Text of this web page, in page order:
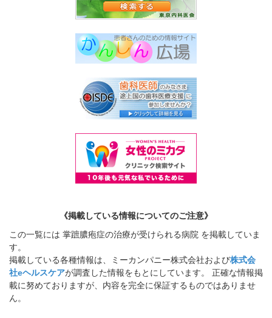
《掲載している情報についてのご注意》
この一覧には 掌蹠膿疱症の治療が受けられる病院 を掲載していま
す。
掲載している各種情報は、ミーカンパニー株式会社および株式会
社eヘルスケアが調査した情報をもとにしています。 正確な情報掲
載に努めておりますが、内容を完全に保証するものではありませ
ん。